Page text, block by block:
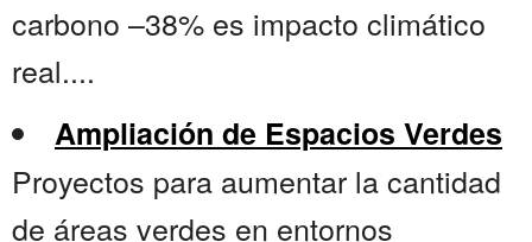
carbono –38% es impacto climático
real....
Ampliación de Espacios Verdes
Proyectos para aumentar la cantidad
de áreas verdes en entornos